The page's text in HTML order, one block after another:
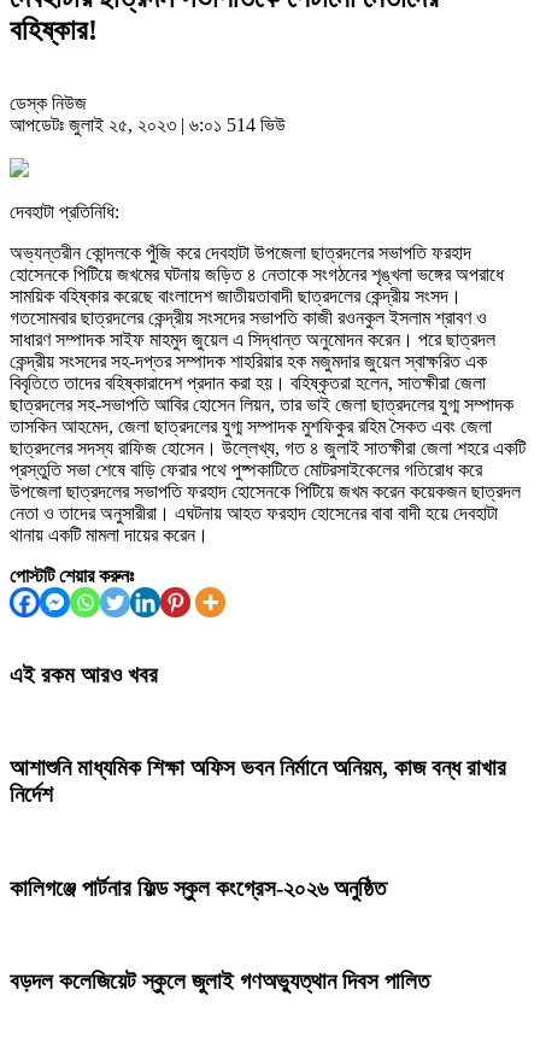
বহিষ্কার!
ডেস্ক নিউজ
আপডেটঃ জুলাই ২৫, ২০২৩ | ৬:০১ 514 ভিউ
দেবহাটা প্রতিনিধি:
অভ্যন্তরীন কোন্দলকে পুঁজি করে দেবহাটা উপজেলা ছাত্রদলের সভাপতি ফরহাদ
হোসেনকে পিটিয়ে জখমের ঘটনায় জড়িত ৪ নেতাকে সংগঠনের শৃঙ্খলা ভঙ্গের অপরাধে
সাময়িক বহিষ্কার করেছে বাংলাদেশ জাতীয়তাবাদী ছাত্রদলের কেন্দ্রীয় সংসদ।
গতসোমবার ছাত্রদলের কেন্দ্রীয় সংসদের সভাপতি কাজী রওনকুল ইসলাম শ্রাবণ ও
সাধারণ সম্পাদক সাইফ মাহমুদ জুয়েল এ সিদ্ধান্ত অনুমোদন করেন। পরে ছাত্রদল
কেন্দ্রীয় সংসদের সহ-দপ্তর সম্পাদক শাহরিয়ার হক মজুমদার জুয়েল স্বাক্ষরিত এক
বিবৃতিতে তাদের বহিষ্কারাদেশ প্রদান করা হয়। বহিষ্কৃতরা হলেন, সাতক্ষীরা জেলা
ছাত্রদলের সহ-সভাপতি আবির হোসেন লিয়ন, তার ভাই জেলা ছাত্রদলের যুগ্ম সম্পাদক
তাসকিন আহমেদ, জেলা ছাত্রদলের যুগ্ম সম্পাদক মুশফিকুর রহিম সৈকত এবং জেলা
ছাত্রদলের সদস্য রাফিজ হোসেন। উল্লেখ্য, গত ৪ জুলাই সাতক্ষীরা জেলা শহরে একটি
প্রস্তুতি সভা শেষে বাড়ি ফেরার পথে পুষ্পকাটিতে মোটরসাইকেলের গতিরোধ করে
উপজেলা ছাত্রদলের সভাপতি ফরহাদ হোসেনকে পিটিয়ে জখম করেন কয়েকজন ছাত্রদল
নেতা ও তাদের অনুসারীরা। এঘটনায় আহত ফরহাদ হোসেনের বাবা বাদী হয়ে দেবহাটা
থানায় একটি মামলা দায়ের করেন।
পোস্টটি শেয়ার করুনঃ
এই রকম আরও খবর
আশাশুনি মাধ্যমিক শিক্ষা অফিস ভবন নির্মানে অনিয়ম, কাজ বন্ধ রাখার
নির্দেশ
কালিগঞ্জে পার্টনার ফিল্ড স্কুল কংগ্রেস-২০২৬ অনুষ্ঠিত
বড়দল কলেজিয়েট স্কুলে জুলাই গণঅভ্যুত্থান দিবস পালিত